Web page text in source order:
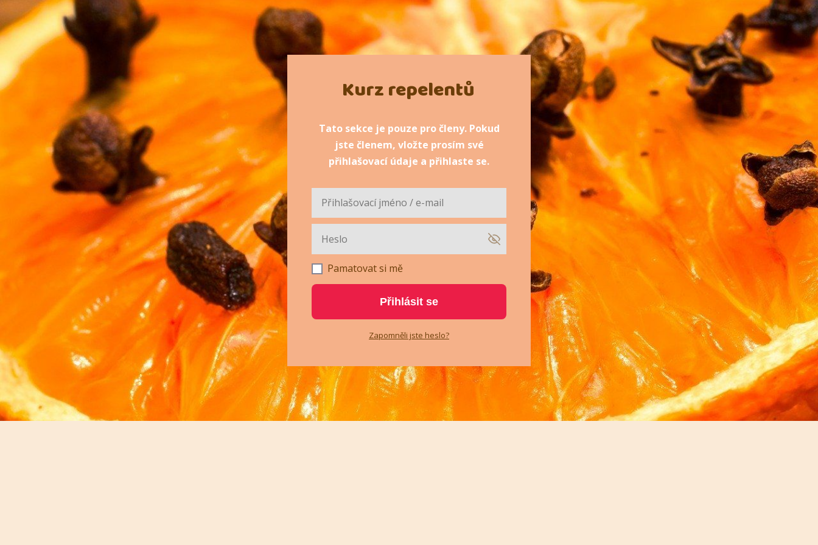
Kurz repelentů
Tato sekce je pouze pro členy. Pokud
jste členem, vložte prosím své
přihlašovací údaje a přihlaste se.
Pamatovat si mě
Přihlásit se
Zapomněli jste heslo?